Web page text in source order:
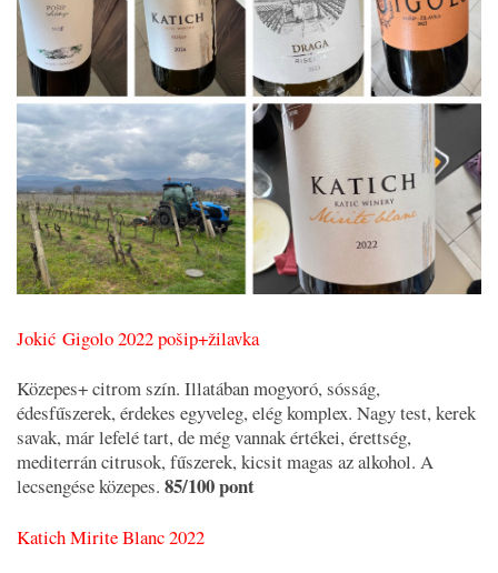
Jokić Gigolo 2022 pošip+žilavka
Közepes+ citrom szín. Illatában mogyoró, sósság,
édesfűszerek, érdekes egyveleg, elég komplex. Nagy test, kerek
savak, már lefelé tart, de még vannak értékei, érettség,
mediterrán citrusok, fűszerek, kicsit magas az alkohol. A
lecsengése közepes. 85/100 pont
Katich Mirite Blanc 2022